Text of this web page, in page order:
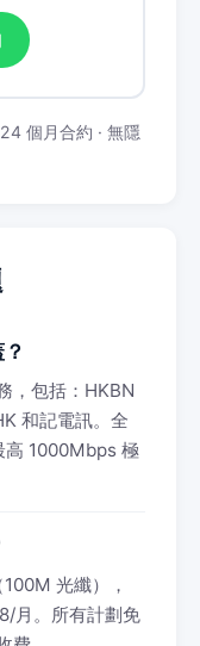
個月合約 · 無隱
，包括：HKBN
和記電訊。全
高 1000Mbps 極
光纖），
月。所有計劃免